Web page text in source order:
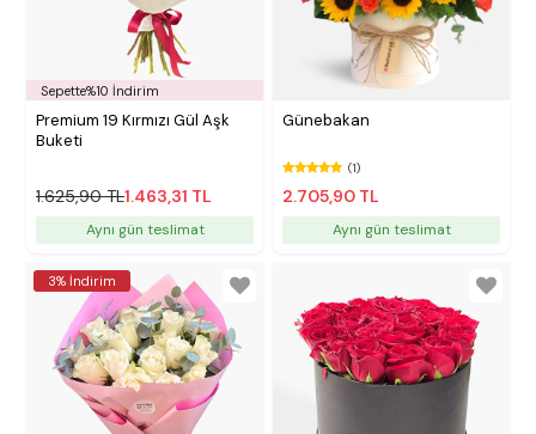
Sepette%10 İndirim
Premium 19 Kırmızı Gül Aşk
Buketi
1.625,90 TL1.463,31 TL
Aynı gün teslimat
Günebakan
(1)
2.705,90 TL
Aynı gün teslimat
3% İndirim